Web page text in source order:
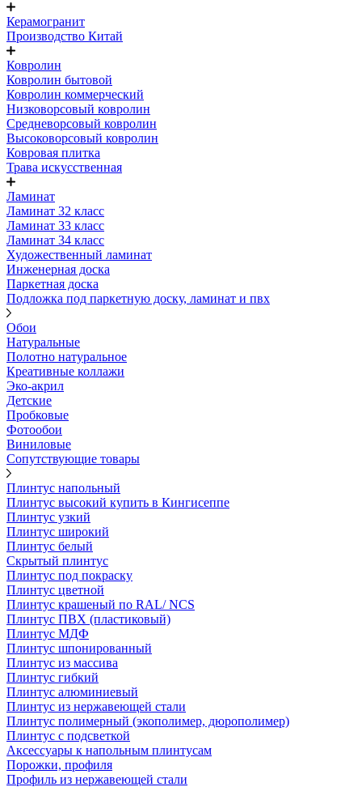
Керамогранит
Производство Китай
Ковролин
Ковролин бытовой
Ковролин коммерческий
Низковорсовый ковролин
Средневорсовый ковролин
Высоковорсовый ковролин
Ковровая плитка
Трава искусственная
Ламинат
Ламинат 32 класс
Ламинат 33 класс
Ламинат 34 класс
Художественный ламинат
Инженерная доска
Паркетная доска
Подложка под паркетную доску, ламинат и пвх
Обои
Натуральные
Полотно натуральное
Креативные коллажи
Эко-акрил
Детские
Пробковые
Фотообои
Виниловые
Сопутствующие товары
Плинтус напольный
Плинтус высокий купить в Кингисеппе
Плинтус узкий
Плинтус широкий
Плинтус белый
Скрытый плинтус
Плинтус под покраску
Плинтус цветной
Плинтус крашеный по RAL/ NCS
Плинтус ПВХ (пластиковый)
Плинтус МДФ
Плинтус шпонированный
Плинтус из массива
Плинтус гибкий
Плинтус алюминиевый
Плинтус из нержавеющей стали
Плинтус полимерный (экополимер, дюрополимер)
Плинтус с подсветкой
Аксессуары к напольным плинтусам
Порожки, профиля
Профиль из нержавеющей стали